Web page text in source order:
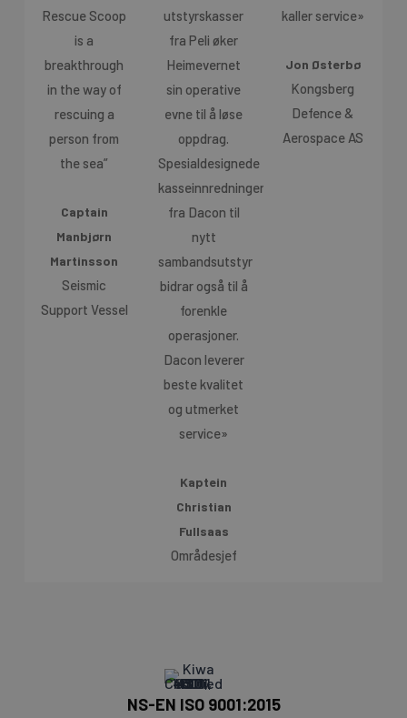
Rescue Scoop
is a
breakthrough
in the way of
rescuing a
person from
the sea”
Captain
Manbjørn
Martinsson
Seismic
Support Vessel
utstyrskasser
fra Peli øker
Heimevernet
sin operative
evne til å løse
oppdrag.
Spesialdesignede
kasseinnredninger
fra Dacon til
nytt
sambandsutstyr
bidrar også til å
forenkle
operasjoner.
Dacon leverer
beste kvalitet
og utmerket
service»
Kaptein
Christian
Fullsaas
Områdesjef
kaller service»
Jon Østerbø
Kongsberg
Defence &
Aerospace AS
NS-EN ISO 9001:2015